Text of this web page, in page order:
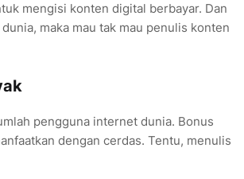
mengisi konten digital berbayar. Dan
maka mau tak mau penulis konten
pengguna internet dunia. Bonus
dengan cerdas. Tentu, menulis